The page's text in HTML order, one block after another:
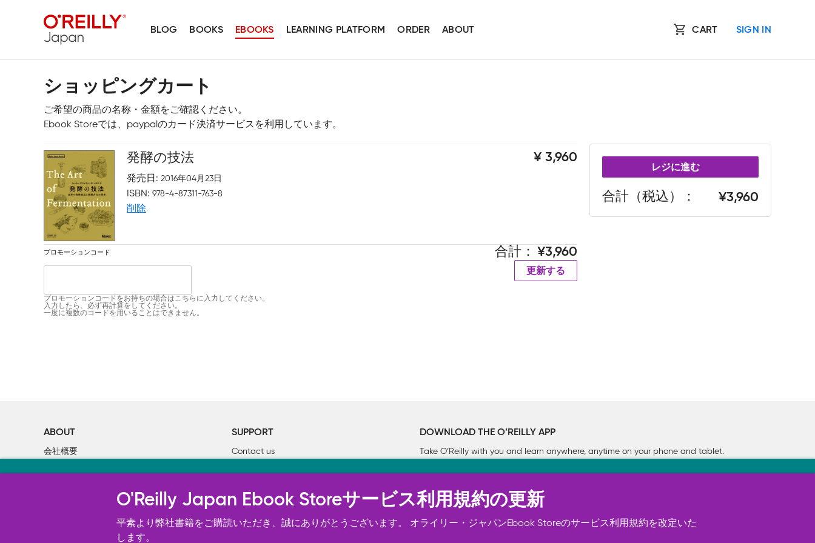
BLOG BOOKS EBOOKS LEARNING PLATFORM ORDER ABOUT CART SIGN IN
ショッピングカート
ご希望の商品の名称・金額をご確認ください。
Ebook Storeでは、paypalのカード決済サービスを利用しています。
発酵の技法
発売日 2016年04月23日
ISBN 978-4-87311-763-8
削除
3,960
プロモーションコード
プロモーションコードをお持ちの場合はこちらに入力してください。
入力したら、必ず再計算をしてください。
一度に複数のコードを用いることはできません。
合計 3,960
更新する
レジに進む
合計（税込） 3,960
ABOUT
会社概要
SUPPORT
Contact us
DOWNLOAD THE O’REILLY APP
Take O’Reilly with you and learn anywhere, anytime on your phone and tablet.
オライリー・ジャパンのWeb サイトは正常に機能するためにいくつかの Cookie を必要とします（必須）。 このほか、サイト使用状
況の分析、ユーザー・エクスペリエンスの向上、広告宣伝のために、お客様の同意を得て、その他の Cookie を使用することがありま
す。 詳細については
O'Reilly Japan Ebook Storeサービス利用規約の更新
平素より弊社書籍をご購読いただき、誠にありがとうございます。 オライリー・ジャパンEbook Storeのサービス利用規約を改定いた
します。